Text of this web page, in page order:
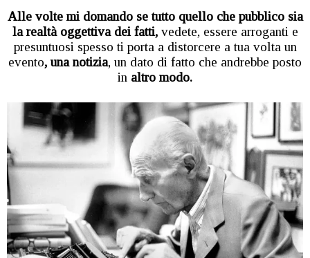
Alle volte mi domando se tutto quello che pubblico sia
la realtà oggettiva dei fatti,vedete, essere arroganti e
presuntuosi spesso ti porta a distorcere a tua volta un
evento, una notizia, un dato di fatto che andrebbe posto
in altro modo.